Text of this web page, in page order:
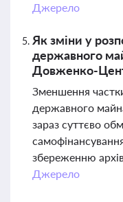
Джерело
Як зміни у
державного
Довженко-
Зменшення
державного
зараз суттєво
збереженню
Джерело